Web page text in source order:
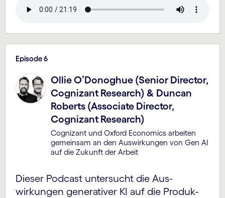
Episode 6
Ollie O’Donoghue (Senior Director,
Cognizant Research) & Duncan
Roberts (Associate Director,
Cognizant Research)
Cognizant und Oxford Economics arbeiten
gemeinsam an den Auswir­kungen von Gen AI
auf die Zukunft der Arbeit
Dieser Podcast untersucht die Aus­
wirkungen generativer KI auf die Produk­